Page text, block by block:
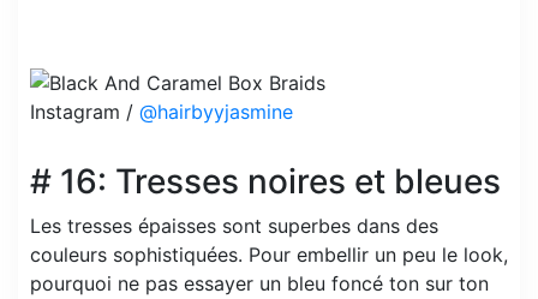
Instagram / @hairbyyjasmine
# 16: Tresses noires et bleues
Les tresses épaisses sont superbes dans des
couleurs sophistiquées. Pour embellir un peu le look,
pourquoi ne pas essayer un bleu foncé ton sur ton